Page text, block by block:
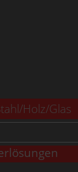
Holz/Glas